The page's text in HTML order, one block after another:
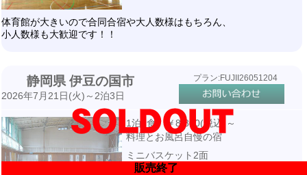
体育館が大きいので合同合宿や大人数様はもちろん、
小人数様も大歓迎です！！
販売終了
静岡県 伊豆の国市
2026年7月21日(火)～2泊3日
プラン:FUJII26051204
1泊2食 ￥8,800(税込)～
料理とお風呂自慢の宿
ミニバスケット2面
宿泊先より徒歩16分・送迎付き